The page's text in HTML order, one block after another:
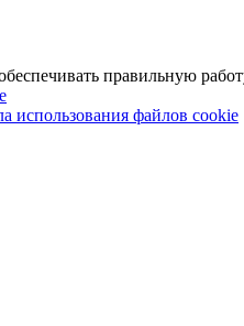
правильную
использования файлов cookie